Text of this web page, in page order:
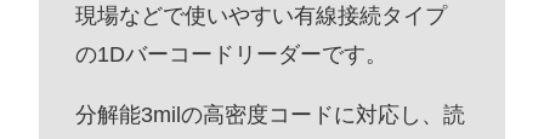
現場などで使いやすい有線接続タイプ
の1Dバーコードリーダーです。
分解能3milの高密度コードに対応し、読